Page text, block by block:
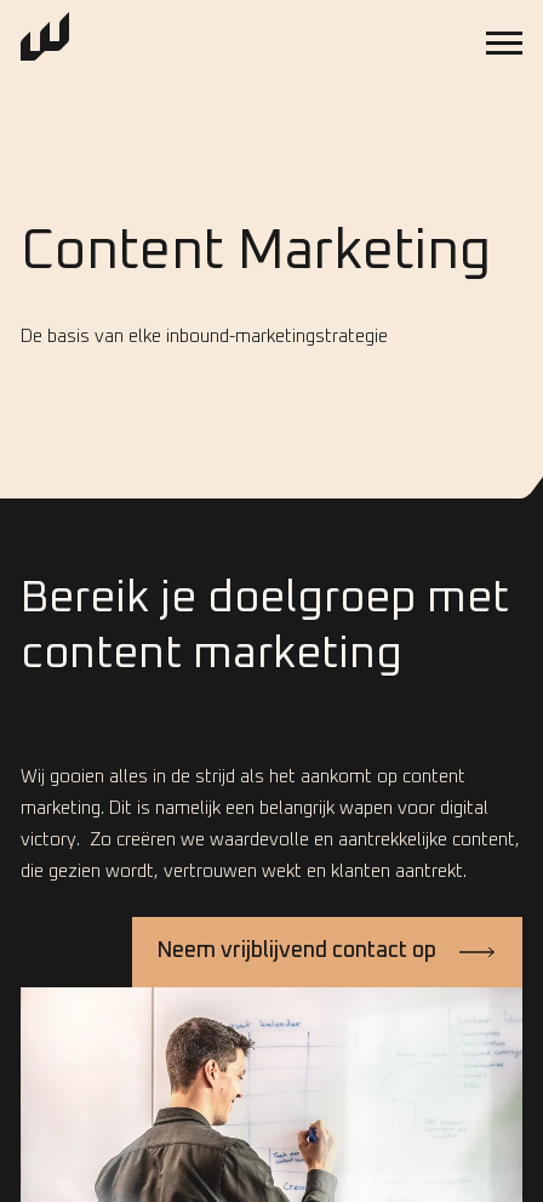
Content Marketing
De basis van elke inbound-marketingstrategie
Bereik je doelgroep met
content marketing
Wij gooien alles in de strijd als het aankomt op content
marketing. Dit is namelijk een belangrijk wapen voor digital
victory. Zo creëren we waardevolle en aantrekkelijke content,
die gezien wordt, vertrouwen wekt en klanten aantrekt.
Neem vrijblijvend contact op